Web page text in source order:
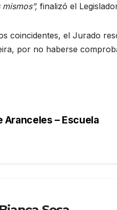
finalizó el
coincidentes, el Jurado
por no haberse
Aranceles – Escuela